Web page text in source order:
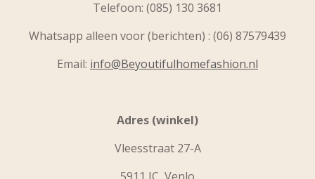
Telefoon: (085) 130 3681
Whatsapp alleen voor (berichten) : (06) 87579439
Email: info@Beyoutifulhomefashion.nl
Adres (winkel)
Vleesstraat 27-A